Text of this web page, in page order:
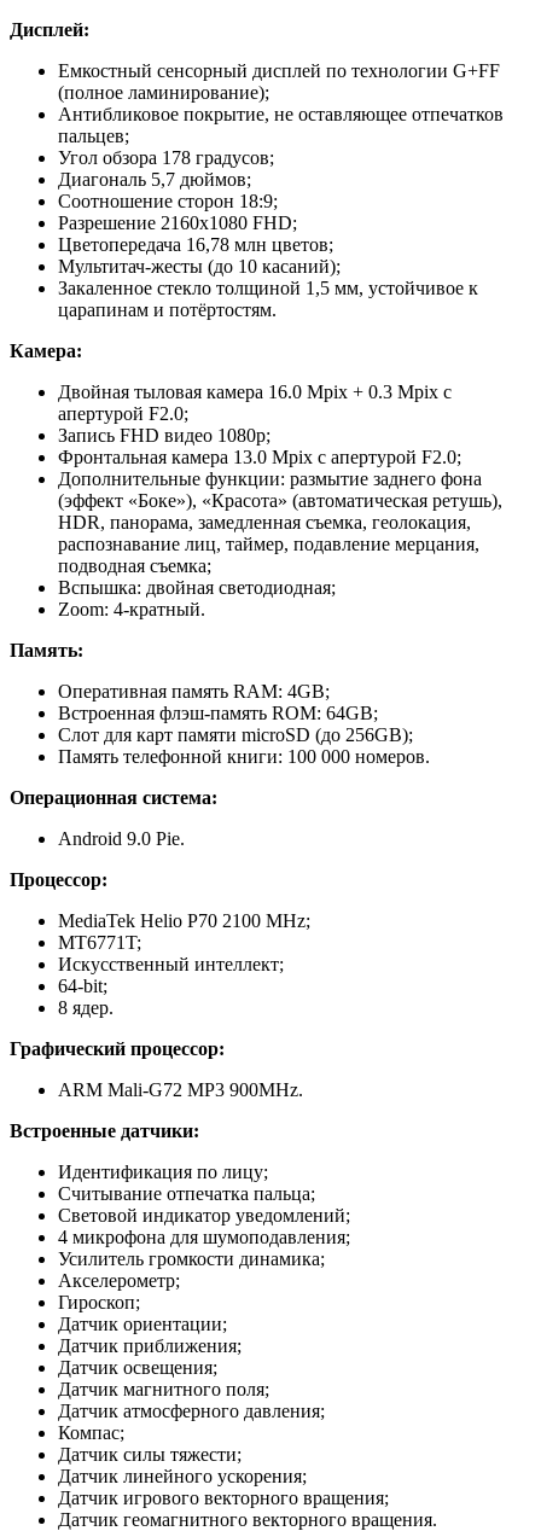
Дисплей:
Емкостный сенсорный дисплей по технологии G+FF
(полное ламинирование);
Антибликовое покрытие, не оставляющее отпечатков
пальцев;
Угол обзора 178 градусов;
Диагональ 5,7 дюймов;
Соотношение сторон 18:9;
Разрешение 2160х1080 FHD;
Цветопередача 16,78 млн цветов;
Мультитач-жесты (до 10 касаний);
Закаленное стекло толщиной 1,5 мм, устойчивое к
царапинам и потёртостям.
Камера:
Двойная тыловая камера 16.0 Mpix + 0.3 Mpix с
апертурой F2.0;
Запись FHD видео 1080p;
Фронтальная камера 13.0 Mpix с апертурой F2.0;
Дополнительные функции: размытие заднего фона
(эффект «Боке»), «Красота» (автоматическая ретушь),
HDR, панорама, замедленная съемка, геолокация,
распознавание лиц, таймер, подавление мерцания,
подводная съемка;
Вспышка: двойная светодиодная;
Zoom: 4-кратный.
Память:
Оперативная память RAM: 4GB;
Встроенная флэш-память ROM: 64GB;
Слот для карт памяти microSD (до 256GB);
Память телефонной книги: 100 000 номеров.
Операционная система:
Android 9.0 Pie.
Процессор:
MediaTek Helio P70 2100 MHz;
MT6771T;
Искусственный интеллект;
64-bit;
8 ядер.
Графический процессор:
ARM Mali-G72 MP3 900MHz.
Встроенные датчики:
Идентификация по лицу;
Считывание отпечатка пальца;
Световой индикатор уведомлений;
4 микрофона для шумоподавления;
Усилитель громкости динамика;
Акселерометр;
Гироскоп;
Датчик ориентации;
Датчик приближения;
Датчик освещения;
Датчик магнитного поля;
Датчик атмосферного давления;
Компас;
Датчик силы тяжести;
Датчик линейного ускорения;
Датчик игрового векторного вращения;
Датчик геомагнитного векторного вращения.